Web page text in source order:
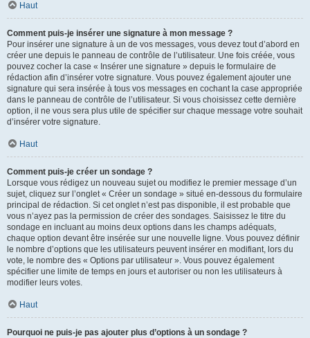
Haut
Comment puis-je insérer une signature à mon message ?
Pour insérer une signature à un de vos messages, vous devez tout d’abord en
créer une depuis le panneau de contrôle de l’utilisateur. Une fois créée, vous
pouvez cocher la case « Insérer une signature » depuis le formulaire de
rédaction afin d’insérer votre signature. Vous pouvez également ajouter une
signature qui sera insérée à tous vos messages en cochant la case appropriée
dans le panneau de contrôle de l’utilisateur. Si vous choisissez cette dernière
option, il ne vous sera plus utile de spécifier sur chaque message votre souhait
d’insérer votre signature.
Haut
Comment puis-je créer un sondage ?
Lorsque vous rédigez un nouveau sujet ou modifiez le premier message d’un
sujet, cliquez sur l’onglet « Créer un sondage » situé en-dessous du formulaire
principal de rédaction. Si cet onglet n’est pas disponible, il est probable que
vous n’ayez pas la permission de créer des sondages. Saisissez le titre du
sondage en incluant au moins deux options dans les champs adéquats,
chaque option devant être insérée sur une nouvelle ligne. Vous pouvez définir
le nombre d’options que les utilisateurs peuvent insérer en modifiant, lors du
vote, le nombre des « Options par utilisateur ». Vous pouvez également
spécifier une limite de temps en jours et autoriser ou non les utilisateurs à
modifier leurs votes.
Haut
Pourquoi ne puis-je pas ajouter plus d’options à un sondage ?